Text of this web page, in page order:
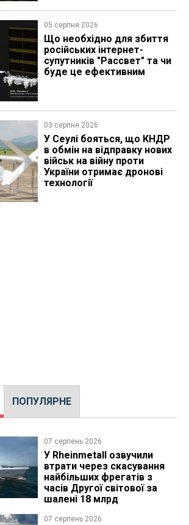
05 серпня 2026
Що необхідно для збиття
російських інтернет-
супутників "Рассвет" та чи
буде це ефективним
03 серпня 2026
У Сеулі бояться, що КНДР
в обмін на відправку нових
військ на війну проти
України отримає дронові
технології
ПОПУЛЯРНЕ
07 серпень 2026
У Rheinmetall озвучили
втрати через скасування
найбільших фрегатів з
часів Другої світової за
шалені 18 млрд
07 серпень 2026